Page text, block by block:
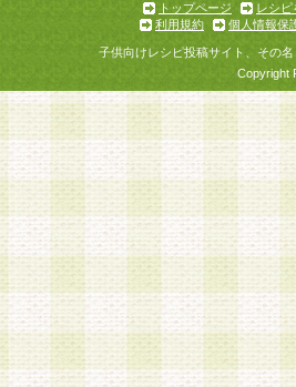
トップページ
レシピ
利用規約
個人情報保
子供向けレシピ投稿サイト、その
Copyright